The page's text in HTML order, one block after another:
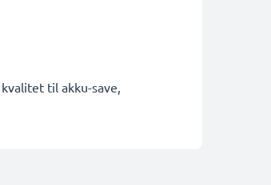
til akku-save,